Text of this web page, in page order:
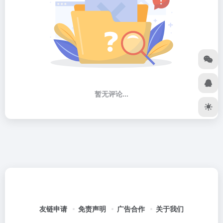
暂无评论...
友链申请 免责声明 广告合作 关于我们